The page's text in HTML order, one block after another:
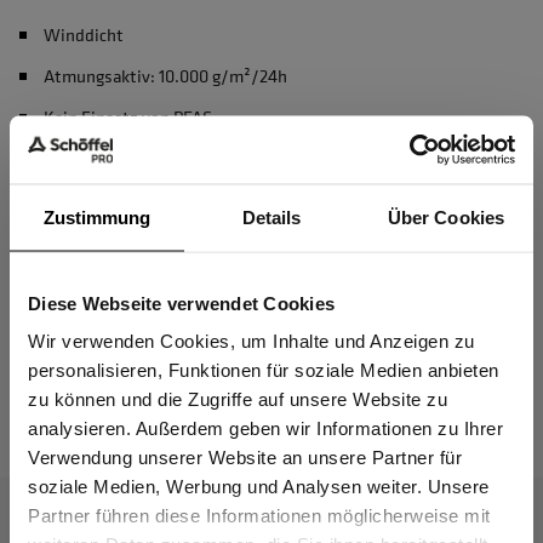
Zustimmung Details Über Cookies
Diese Webseite verwendet Cookies
Wir verwenden Cookies, um Inhalte und Anzeigen zu
personalisieren, Funktionen für soziale Medien anbieten
zu können und die Zugriffe auf unsere Website zu
analysieren. Außerdem geben wir Informationen zu Ihrer
Verwendung unserer Website an unsere Partner für
soziale Medien, Werbung und Analysen weiter. Unsere
Partner führen diese Informationen möglicherweise mit
Winddicht
Atmungsaktiv: 10.000 g/m²/24h
Kein Einsatz von PFAS
Material & Pflege
Passform
Das passt dazu
Sind Sie
Gewerbetreibender?
Ich bestätige, dass ich Gewerbetreibender bin. Alle
Preise werden netto ausgewiesen.